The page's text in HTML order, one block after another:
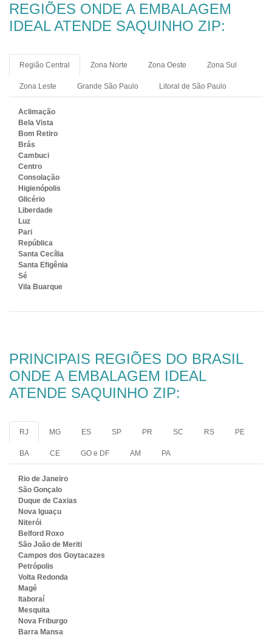
REGIÕES ONDE A EMBALAGEM
IDEAL ATENDE SAQUINHO ZIP:
Região Central Zona Norte Zona Oeste Zona Sul
Zona Leste Grande São Paulo Litoral de São Paulo
Aclimação
Bela Vista
Bom Retiro
Brás
Cambuci
Centro
Consolação
Higienópolis
Glicério
Liberdade
Luz
Pari
República
Santa Cecília
Santa Efigênia
Sé
Vila Buarque
PRINCIPAIS REGIÕES DO BRASIL
ONDE A EMBALAGEM IDEAL
ATENDE SAQUINHO ZIP:
RJ MG ES SP PR SC RS PE
BA CE GO e DF AM PA
Rio de Janeiro
São Gonçalo
Duque de Caxias
Nova Iguaçu
Niterói
Belford Roxo
São João de Meriti
Campos dos Goytacazes
Petrópolis
Volta Redonda
Magé
Itaboraí
Mesquita
Nova Friburgo
Barra Mansa